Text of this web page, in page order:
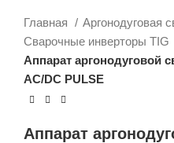
Главная
Аргонодуговая
Сварочные инверторы TIG
Аппарат аргонодуговой
AC/DC PULSE
Аппарат